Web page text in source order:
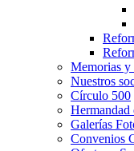
Memorias
Nuestros
Círculo 500
Hermandad
Galerías
Convenios